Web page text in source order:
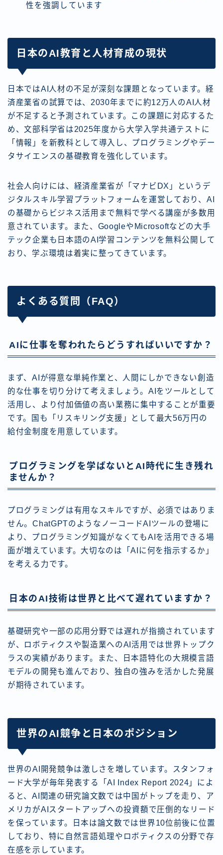
性を強調しています
日本のAI教育と人材育成の現状
日本ではAI人材の不足が深刻な課題となっています。経
済産業省の試算では、2030年までに約12万人のAI人材
が不足すると予測されています。この課題に対応するた
め、文部科学省は2025年度から大学入学共通テストに
「情報」を新教科として導入し、プログラミングやデー
タサイエンスの基礎教育を強化しています。
社会人向けには、経済産業省が「マナビDX」というデ
ジタルスキル学習プラットフォームを運営しており、AI
の基礎からビジネス活用まで無料で学べる講座が多数用
意されています。また、GoogleやMicrosoftなどの大手
テック企業も日本語のAI学習コンテンツを無料公開して
おり、学ぶ環境は着実に整ってきています。
よくある質問（FAQ）
AIに仕事を奪われたらどうすればいいですか？
まず、AIが得意な単純作業と、人間にしかできない創造
的な仕事を切り分けて考えましょう。AIをツールとして
活用し、より付加価値の高い業務に集中することが重要
です。国も「リスキリング支援」として最大56万円の
給付金制度を用意しています。
プログラミングを学ばないとAI時代に生き残れ
ませんか？
プログラミングは有用なスキルですが、必須ではありま
せん。ChatGPTのようなノーコードAIツールの登場に
より、プログラミング知識がなくてもAIを活用できる場
面が増えています。大切なのは「AIに何を指示するか」
を考える力です。
日本のAI技術は世界と比べて遅れていますか？
基礎研究や一部の応用分野では遅れが指摘されています
が、ロボティクスや製造業へのAI活用では世界トップク
ラスの実績があります。また、日本語特化の大規模言語
モデルの開発も進んでおり、独自の強みを活かした発展
が期待されています。
世界のAI競争と日本のポジション
世界のAI開発競争は激しさを増しています。スタンフォ
ード大学が毎年発表する「AI Index Report 2024」によ
ると、AI関連の研究論文数では中国がトップを走り、ア
メリカがAIスタートアップへの投資額で圧倒的なリード
を保っています。日本は論文数では世界10位前後に位置
しており、特に自然言語処理やロボティクスの分野で存
在感を示しています。